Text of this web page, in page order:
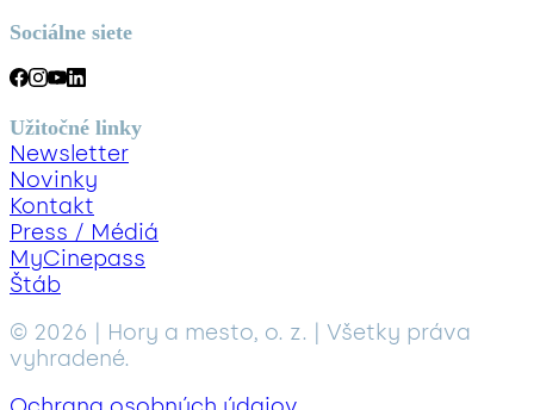
Sociálne siete
Užitočné linky
Newsletter
Novinky
Kontakt
Press / Médiá
MyCinepass
Štáb
© 2026 | Hory a mesto, o. z. | Všetky práva
vyhradené.